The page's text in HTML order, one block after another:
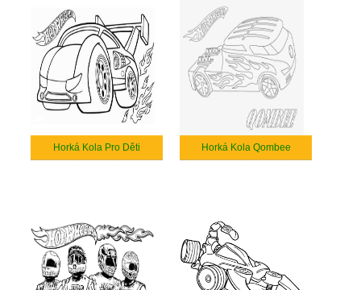
Horká Kola Pro Děti Horká Kola Qombee